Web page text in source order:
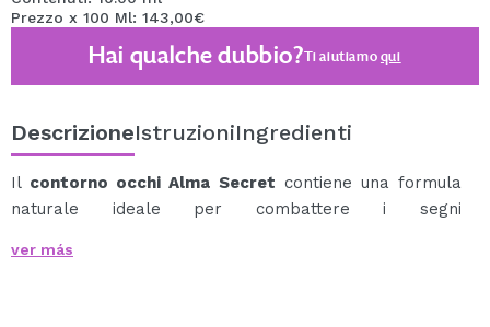
Prezzo x 100 Ml: 143,00€
Hai qualche dubbio?Ti aiutiamoqui
DescrizioneIstruzioniIngredienti
Il contorno occhi Alma Secret contiene una formula
naturale ideale per combattere i segni
Una straordinaria combinazione di ingredienti naturali
ver más